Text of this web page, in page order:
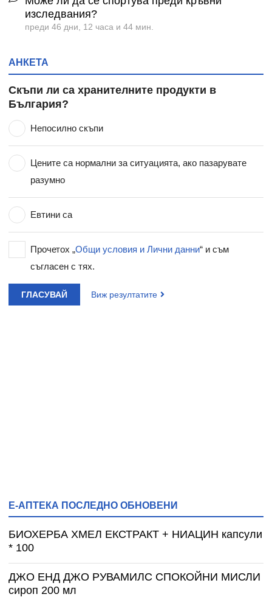
изследвания?
преди 46 дни, 12 часа и 44 мин.
АНКЕТА
Скъпи ли са хранителните продукти в
България?
Непосилно скъпи
Цените са нормални за ситуацията, ако пазарувате
разумно
Евтини са
Прочетох „Общи условия и Лични данни“ и съм
съгласен с тях.
ГЛАСУВАЙ Виж резултатите
Е-АПТЕКА ПОСЛЕДНО ОБНОВЕНИ
БИОХЕРБА ХМЕЛ ЕКСТРАКТ + НИАЦИН капсули
* 100
ДЖО ЕНД ДЖО РУВАМИЛС СПОКОЙНИ МИСЛИ
сироп 200 мл